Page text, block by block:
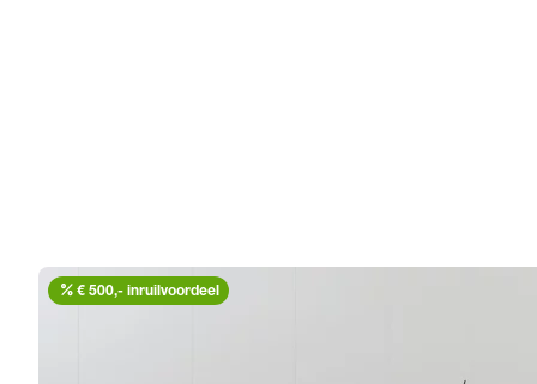
percent € 500,- inruilvoordeel